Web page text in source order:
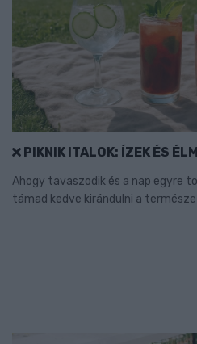
PIKNIK ITALOK: ÍZEK ÉS
Ahogy tavaszodik és a nap egyre
támad kedve kirándulni a